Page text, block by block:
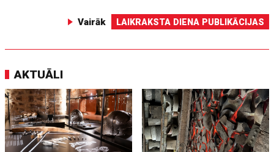
Vairāk LAIKRAKSTA DIENA PUBLIKĀCIJAS
AKTUĀLI